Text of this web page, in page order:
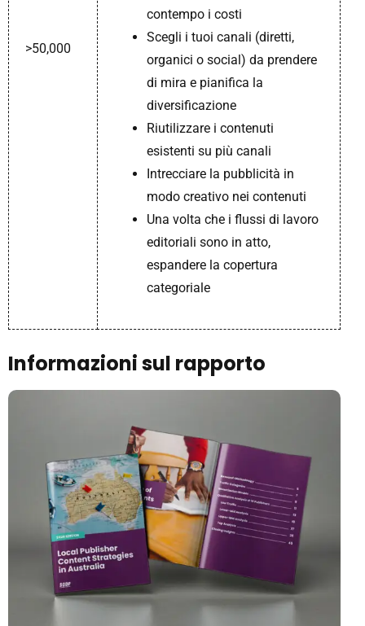
>50,000
contempo i costi
Scegli i tuoi canali (diretti,
organici o social) da prendere
di mira e pianifica la
diversificazione
Riutilizzare i contenuti
esistenti su più canali
Intrecciare la pubblicità in
modo creativo nei contenuti
Una volta che i flussi di lavoro
editoriali sono in atto,
espandere la copertura
categoriale
Informazioni sul rapporto